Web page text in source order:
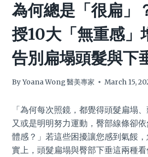
為何總是「很扁」
授10大「無重感」
告別扁塌頭髮與下
ByYoana Wong 醫美專家 March 15,
「為何每次照鏡，都覺得頭髮扁塌
又或是明明努力運動，臀部線條卻
體感？」若這些困擾讓您感到氣餒
實上，頭髮扁塌與臀部下垂這兩種